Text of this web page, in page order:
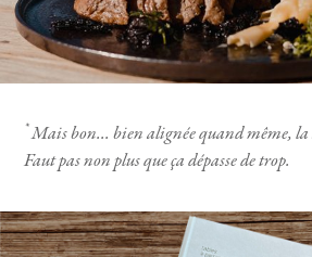
*Mais bon... bien alignée quand même, la
Faut pas non plus que ça dépasse de trop.